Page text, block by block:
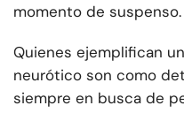
momento de suspenso.
Quienes ejemplifican
neurótico son como
siempre en busca de